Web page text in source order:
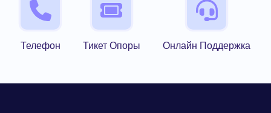
Телефон Тикет Опоры Онлайн Поддержка